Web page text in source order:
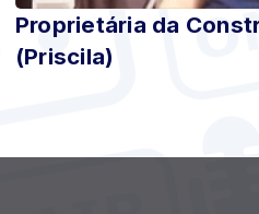
Proprietária da
(Priscila)